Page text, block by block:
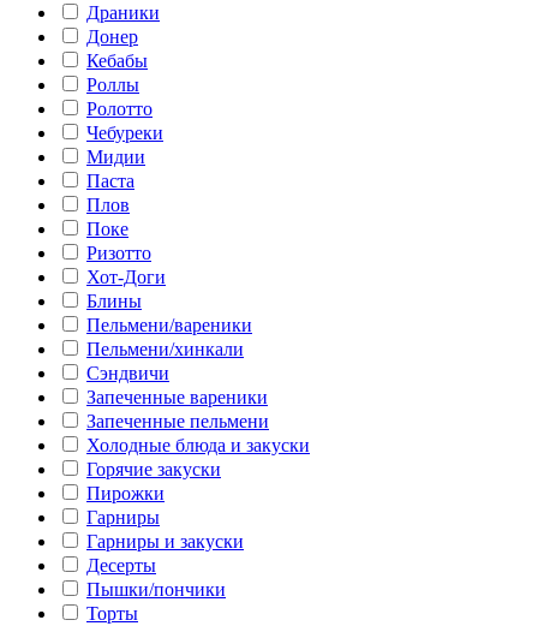
Драники
Донер
Кебабы
Роллы
Ролотто
Чебуреки
Мидии
Паста
Плов
Поке
Ризотто
Хот-Доги
Блины
Пельмени/вареники
Пельмени/хинкали
Сэндвичи
Запеченные вареники
Запеченные пельмени
Холодные блюда и закуски
Горячие закуски
Пирожки
Гарниры
Гарниры и закуски
Десерты
Пышки/пончики
Торты